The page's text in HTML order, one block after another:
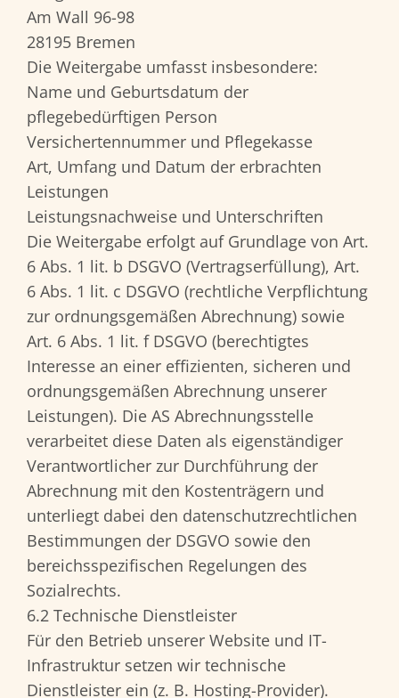
Am Wall 96-98
28195 Bremen
Die Weitergabe umfasst insbesondere:
Name und Geburtsdatum der
pflegebedürftigen Person
Versichertennummer und Pflegekasse
Art, Umfang und Datum der erbrachten
Leistungen
Leistungsnachweise und Unterschriften
Die Weitergabe erfolgt auf Grundlage von Art.
6 Abs. 1 lit. b DSGVO (Vertragserfüllung), Art.
6 Abs. 1 lit. c DSGVO (rechtliche Verpflichtung
zur ordnungsgemäßen Abrechnung) sowie
Art. 6 Abs. 1 lit. f DSGVO (berechtigtes
Interesse an einer effizienten, sicheren und
ordnungsgemäßen Abrechnung unserer
Leistungen). Die AS Abrechnungsstelle
verarbeitet diese Daten als eigenständiger
Verantwortlicher zur Durchführung der
Abrechnung mit den Kostenträgern und
unterliegt dabei den datenschutzrechtlichen
Bestimmungen der DSGVO sowie den
bereichsspezifischen Regelungen des
Sozialrechts.
6.2 Technische Dienstleister
Für den Betrieb unserer Website und IT-
Infrastruktur setzen wir technische
Dienstleister ein (z. B. Hosting-Provider).